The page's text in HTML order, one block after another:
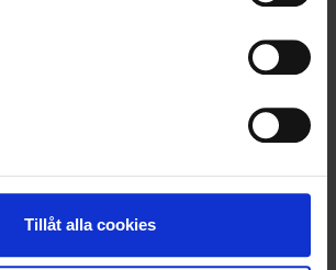
Tillåt alla cookies